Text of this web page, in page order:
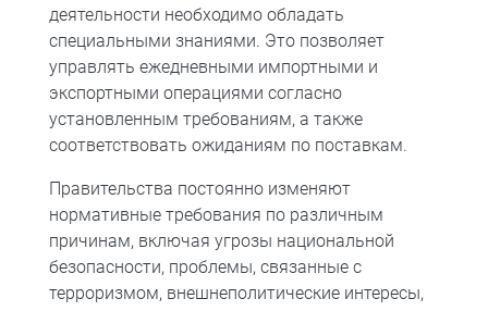
деятельности необходимо обладать
специальными знаниями. Это позволяет
управлять ежедневными импортными и
экспортными операциями согласно
установленным требованиям, а также
соответствовать ожиданиям по поставкам.
Правительства постоянно изменяют
нормативные требования по различным
причинам, включая угрозы национальной
безопасности, проблемы, связанные с
терроризмом, внешнеполитические интересы,